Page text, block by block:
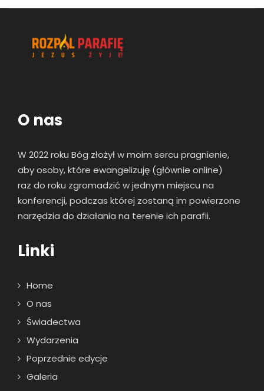
O nas
W 2022 roku Bóg złożył w moim sercu pragnienie,
aby osoby, które ewangelizuję (głównie online)
raz do roku zgromadzić w jednym miejscu na
konferencji, podczas której zostaną im powierzone
narzędzia do działania na terenie ich parafii.
Linki
Home
O nas
Świadectwa
Wydarzenia
Poprzednie edycje
Galeria